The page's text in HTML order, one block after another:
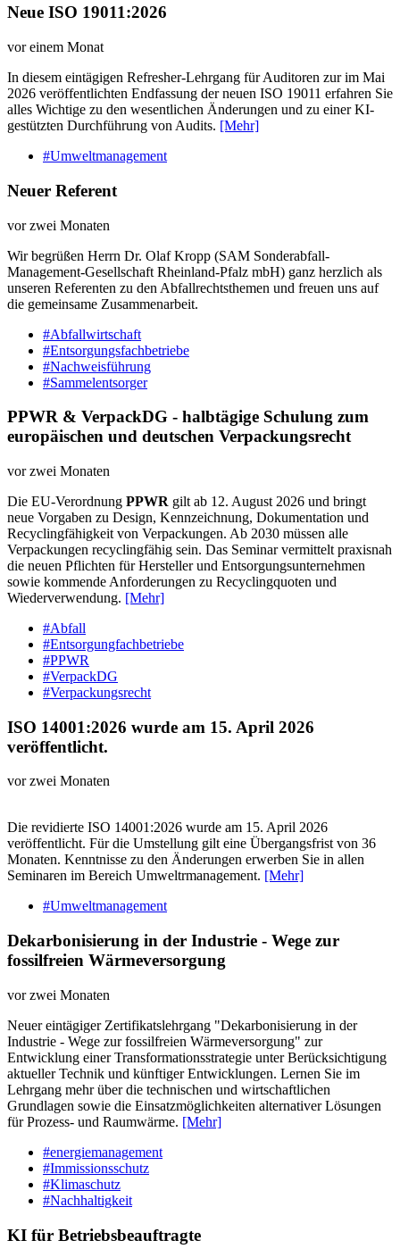
Neue ISO 19011:2026
vor einem Monat
In diesem eintägigen Refresher-Lehrgang für Auditoren zur im Mai
2026 veröffentlichten Endfassung der neuen ISO 19011 erfahren Sie
alles Wichtige zu den wesentlichen Änderungen und zu einer KI-
gestützten Durchführung von Audits. [Mehr]
#Umweltmanagement
Neuer Referent
vor zwei Monaten
Wir begrüßen Herrn Dr. Olaf Kropp (SAM Sonderabfall-
Management-Gesellschaft Rheinland-Pfalz mbH) ganz herzlich als
unseren Referenten zu den Abfallrechtsthemen und freuen uns auf
die gemeinsame Zusammenarbeit.
#Abfallwirtschaft
#Entsorgungsfachbetriebe
#Nachweisführung
#Sammelentsorger
PPWR & VerpackDG - halbtägige Schulung zum
europäischen und deutschen Verpackungsrecht
vor zwei Monaten
Die EU-Verordnung PPWR gilt ab 12. August 2026 und bringt
neue Vorgaben zu Design, Kennzeichnung, Dokumentation und
Recyclingfähigkeit von Verpackungen. Ab 2030 müssen alle
Verpackungen recyclingfähig sein. Das Seminar vermittelt praxisnah
die neuen Pflichten für Hersteller und Entsorgungsunternehmen
sowie kommende Anforderungen zu Recyclingquoten und
Wiederverwendung. [Mehr]
#Abfall
#Entsorgungfachbetriebe
#PPWR
#VerpackDG
#Verpackungsrecht
ISO 14001:2026 wurde am 15. April 2026
veröffentlicht.
vor zwei Monaten
Die revidierte ISO 14001:2026 wurde am 15. April 2026
veröffentlicht. Für die Umstellung gilt eine Übergangsfrist von 36
Monaten. Kenntnisse zu den Änderungen erwerben Sie in allen
Seminaren im Bereich Umweltrmanagement. [Mehr]
#Umweltmanagement
Dekarbonisierung in der Industrie - Wege zur
fossilfreien Wärmeversorgung
vor zwei Monaten
Neuer eintägiger Zertifikatslehrgang "Dekarbonisierung in der
Industrie - Wege zur fossilfreien Wärmeversorgung" zur
Entwicklung einer Transformationsstrategie unter Berücksichtigung
aktueller Technik und künftiger Entwicklungen. Lernen Sie im
Lehrgang mehr über die technischen und wirtschaftlichen
Grundlagen sowie die Einsatzmöglichkeiten alternativer Lösungen
für Prozess- und Raumwärme. [Mehr]
#energiemanagement
#Immissionsschutz
#Klimaschutz
#Nachhaltigkeit
KI für Betriebsbeauftragte